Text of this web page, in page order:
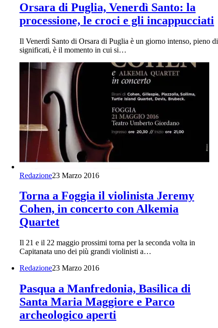
Orsara di Puglia, Venerdì Santo: la
processione, le croci e gli incappucciati
Il Venerdì Santo di Orsara di Puglia è un giorno intenso, pieno di
significati, è il momento in cui si…
Redazione23 Marzo 2016
Torna a Foggia il violinista Jeremy
Cohen, in concerto con Alkemia
Quartet
Il 21 e il 22 maggio prossimi torna per la seconda volta in
Capitanata uno dei più grandi violinisti a…
Redazione23 Marzo 2016
Pasqua a Manfredonia, Basilica di
Santa Maria Maggiore e Parco
archeologico aperti